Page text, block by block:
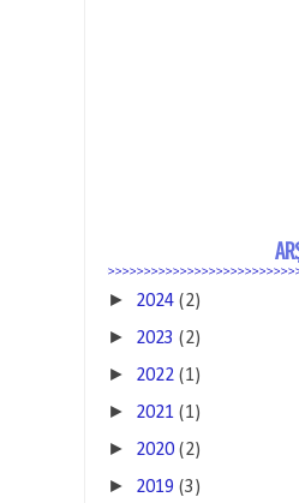
► 2024 (2)
► 2023 (2)
► 2022 (1)
► 2021 (1)
► 2020 (2)
► 2019 (3)